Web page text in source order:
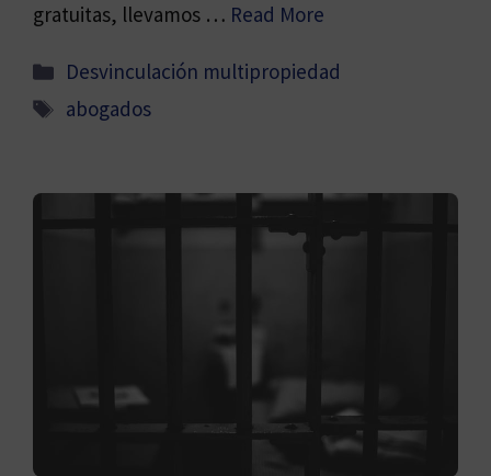
gratuitas, llevamos … Read More
Categorías
Desvinculación multipropiedad
Etiquetas
abogados